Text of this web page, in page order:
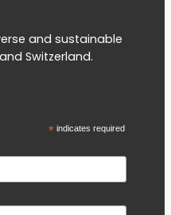
and sustainable
Switzerland.
*indicates required